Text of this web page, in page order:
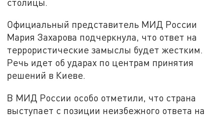
Официальный представитель МИД России
Мария Захарова подчеркнула, что ответ на
террористические замыслы будет жестким.
Речь идет об ударах по центрам принятия
решений в Киеве.
В МИД России особо отметили, что страна
выступает с позиции неизбежного ответа на